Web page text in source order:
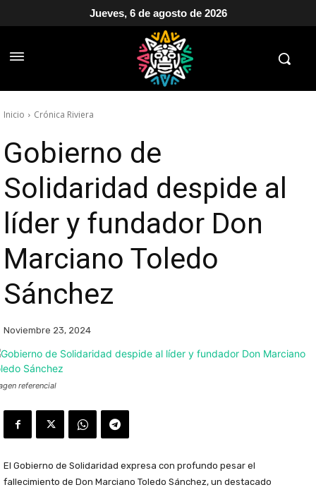
Jueves, 6 de agosto de 2026
Inicio Crónica Riviera
Gobierno de
Solidaridad despide al
líder y fundador Don
Marciano Toledo
Sánchez
Noviembre 23, 2024
referencial
El Gobierno de Solidaridad expresa con profundo pesar el
fallecimiento de Don Marciano Toledo Sánchez, un destacado